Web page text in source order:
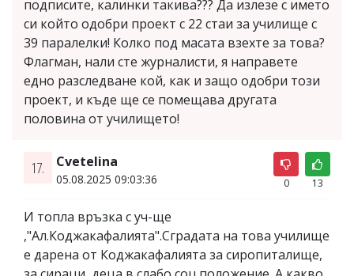
подписите, калинки такива??? Да излезе с името
си който одобри проект с 22 стаи за училище с
39 паралелки! Колко под масата взехте за това?
Флагман, нали сте журналисти, я направете
едно разследване кой, как и защо одобри този
проект, и къде ще се помещава другата
половина от училището!
17. Cvetelina
05.08.2025 09:03:36 0 13
И топла връзка с уч-ще
,"Ал.Коджакафалията".Сградата на това училище
е дарена от Коджакафалията за сиропиталище,